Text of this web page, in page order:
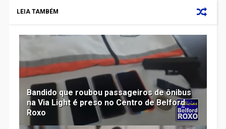
LEIA TAMBÉM
Bandido que roubou passageiros de ônibus
na Via Light é preso no Centro de Belford
Roxo